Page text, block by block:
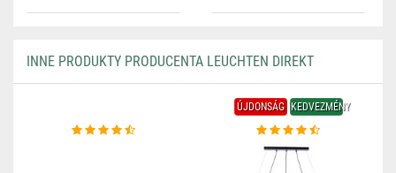
INNE PRODUKTY PRODUCENTA LEUCHTEN DIREKT
ÚJDONSÁG KEDVEZMÉNY